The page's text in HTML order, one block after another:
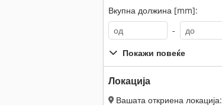
Вкупна должина [mm]:
-
Покажи повеќе
Локација
Вашата откриена локација: